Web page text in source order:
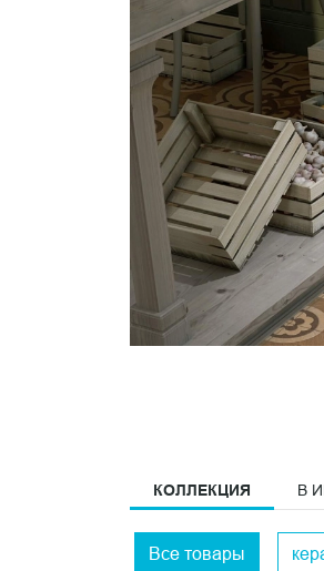
КОЛЛЕКЦИЯ В
Все товары